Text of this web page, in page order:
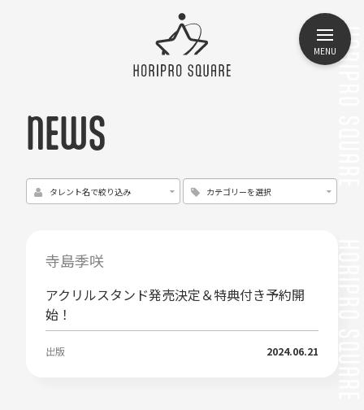
MENU
NEWS
寺島季咲
アクリルスタンド発売決定＆特典付き予約開
始！
出版 2024.06.21